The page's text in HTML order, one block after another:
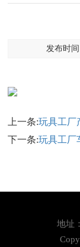
发布时
上一条:玩具工厂
下一条:玩具工厂
地址